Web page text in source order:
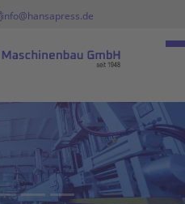
info@hansapress.de